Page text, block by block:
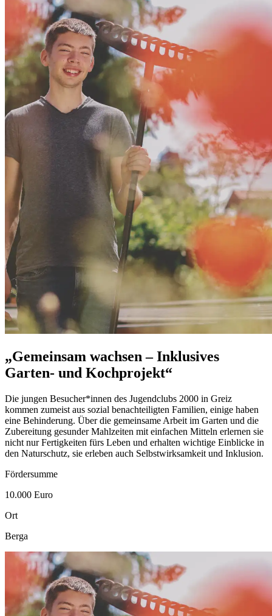
„Gemeinsam wachsen – Inklusives
Garten- und Kochprojekt“
Die jungen Besucher*innen des Jugendclubs 2000 in Greiz
kommen zumeist aus sozial benachteiligten Familien, einige haben
eine Behinderung. Über die gemeinsame Arbeit im Garten und die
Zubereitung gesunder Mahlzeiten mit einfachen Mitteln erlernen sie
nicht nur Fertigkeiten fürs Leben und erhalten wichtige Einblicke in
den Naturschutz, sie erleben auch Selbstwirksamkeit und Inklusion.
Fördersumme
10.000 Euro
Ort
Berga